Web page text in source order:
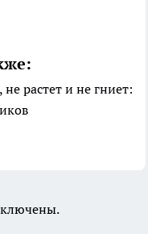
растет и не гниет: